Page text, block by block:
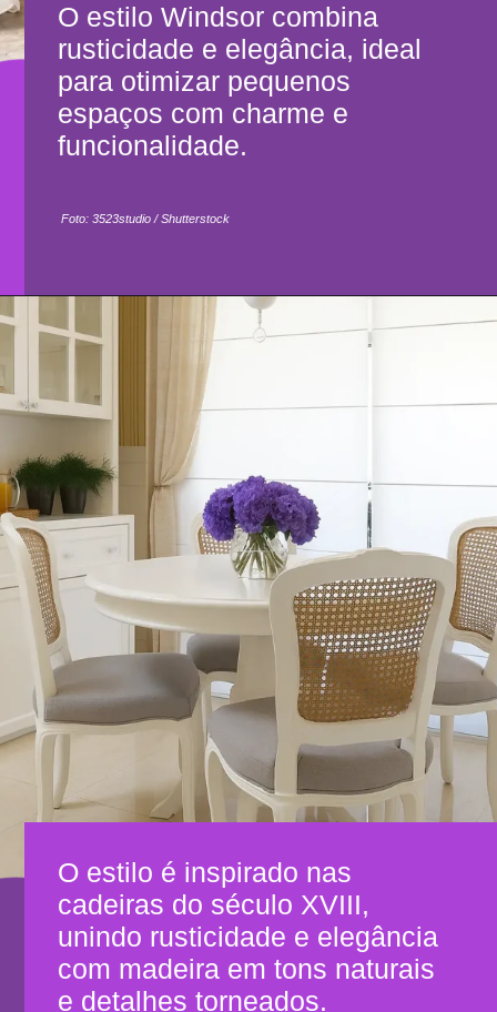
O estilo Windsor combina
rusticidade e elegância, ideal
para otimizar pequenos
espaços com charme e
funcionalidade.
Foto: 3523studio / Shutterstock
O estilo é inspirado nas
cadeiras do século XVIII,
unindo rusticidade e elegância
com madeira em tons naturais
e detalhes torneados.